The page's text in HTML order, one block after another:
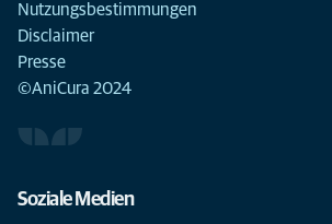
Nutzungsbestimmungen
Disclaimer
Presse
©AniCura 2024
Soziale Medien